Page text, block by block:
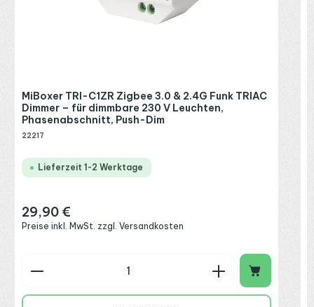
MiBoxer TRI-C1ZR Zigbee 3.0 & 2.4G Funk TRIAC
Dimmer – für dimmbare 230 V Leuchten,
Phasenabschnitt, Push-Dim
22217
Lieferzeit 1-2 Werktage
Regulärer Preis:
29,90 €
Preise inkl. MwSt. zzgl. Versandkosten
Produkt Anzahl: Gib den gewünschten Wert